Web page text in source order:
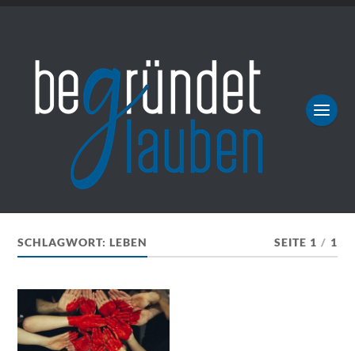
SCHLAGWORT:LEBEN SEITE 1 / 1